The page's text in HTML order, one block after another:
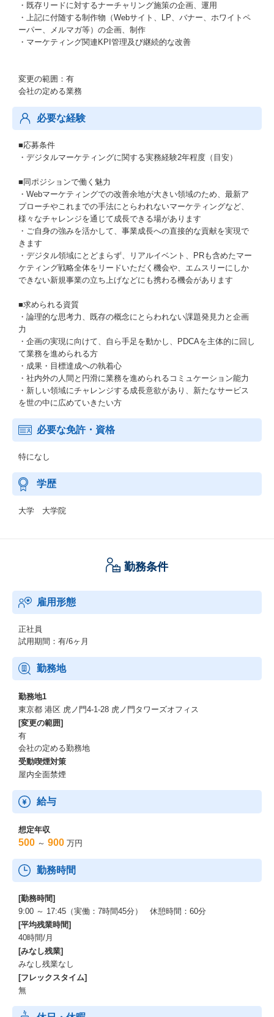
・既存リードに対するナーチャリング施策の企画、運用
・上記に付随する制作物（Webサイト、LP、バナー、ホワイトペ
ーパー、メルマガ等）の企画、制作
・マーケティング関連KPI管理及び継続的な改善
変更の範囲：有
会社の定める業務
必要な経験
■応募条件
・デジタルマーケティングに関する実務経験2年程度（目安）
■同ポジションで働く魅力
・Webマーケティングでの改善余地が大きい領域のため、最新ア
プローチやこれまでの手法にとらわれないマーケティングなど、
様々なチャレンジを通じて成長できる場があります
・ご自身の強みを活かして、事業成長への直接的な貢献を実現で
きます
・デジタル領域にとどまらず、リアルイベント、PRも含めたマー
ケティング戦略全体をリードいただく機会や、エムスリーにしか
できない新規事業の立ち上げなどにも携わる機会があります
■求められる資質
・論理的な思考力、既存の概念にとらわれない課題発見力と企画
力
・企画の実現に向けて、自ら手足を動かし、PDCAを主体的に回し
て業務を進められる方
・成果・目標達成への執着心
・社内外の人間と円滑に業務を進められるコミュケーション能力
・新しい領域にチャレンジする成長意欲があり、新たなサービス
を世の中に広めていきたい方
必要な免許・資格
特になし
学歴
大学 大学院
勤務条件
雇用形態
正社員
試用期間：有/6ヶ月
勤務地
勤務地1
東京都 港区 虎ノ門4-1-28 虎ノ門タワーズオフィス
[変更の範囲]
有
会社の定める勤務地
受動喫煙対策
屋内全面禁煙
給与
想定年収
500 ～ 900 万円
勤務時間
[勤務時間]
9:00 ～ 17:45（実働：7時間45分） 休憩時間：60分
[平均残業時間]
40時間/月
[みなし残業]
みなし残業なし
[フレックスタイム]
無